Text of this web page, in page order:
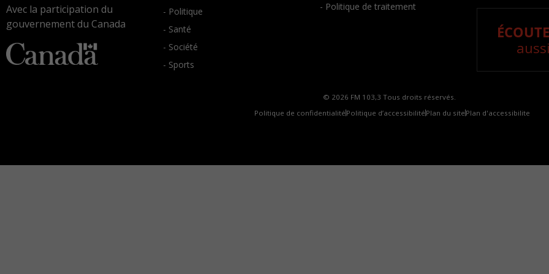
Avec la participation du
gouvernement du Canada
- Politique
- Santé
- Société
- Sports
- Politique de traitement
© 2026 FM 103,3 Tous droits réservés.
Politique de confidentialité Politique d’accessibilité Plan du site Plan d'accessibilite